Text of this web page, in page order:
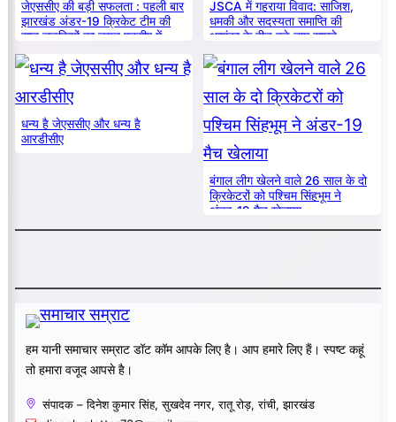
जेएससीए की बड़ी सफलता : पहली बार
झारखंड अंडर-19 क्रिकेट टीम की
सात लड़कियों का चयन एनसीए में
JSCA में गहराया विवाद: साजिश,
धमकी और सदस्यता समाप्ति की
आशंका के बीच बड़े नाम सामने
धन्य है जेएससीए और धन्य है
आरडीसीए
बंगाल लीग खेलने वाले 26 साल के दो
क्रिकेटरों को पश्चिम सिंहभूम ने
अंडर-19 मैच खेलाया
हम यानी समाचार सम्राट डॉट कॉम आपके लिए है। आप हमारे लिए हैं। स्पष्ट कहूं
तो हमारा वजूद आपसे है।
संपादक – दिनेश कुमार सिंह, सुखदेव नगर, रातू रोड़, रांची, झारखंड